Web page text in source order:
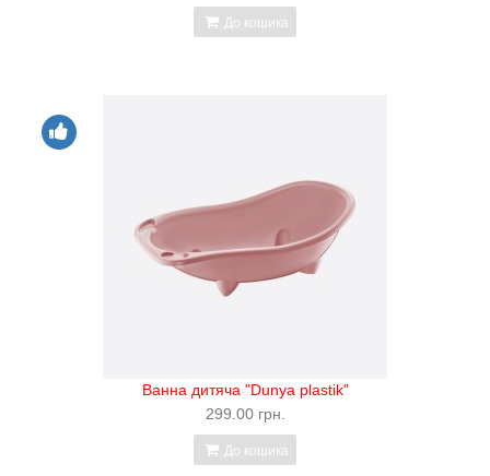
До кошика
Ванна дитяча "Dunya plastik"
299.00 грн.
До кошика